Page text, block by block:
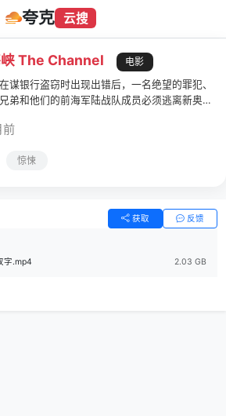
夸克 云搜
The Channel
电影
谋银行盗窃时出现出错后，一名绝望的罪犯、
弟和他们的前海军陆战队成员必须逃离新奥尔
前
惊悚
获取 反馈
字.mp4
2.03 GB